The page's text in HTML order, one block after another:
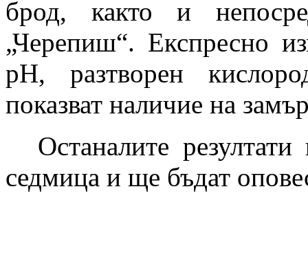
брод, както и
„Черепиш“. Експресно
рН, разтворен
показват наличие на
Останалите
седмица и ще бъдат